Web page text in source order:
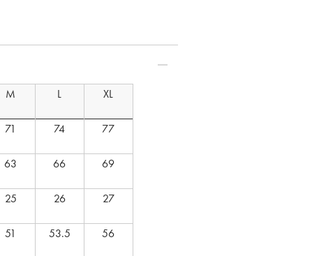
M L XL
71 74 77
63 66 69
25 26 27
51 53.5 56